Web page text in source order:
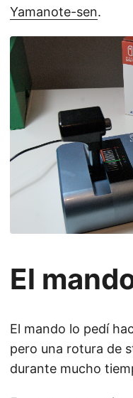
Yamanote-sen.
El
El mando lo pedí
pero una rotura de
durante mucho